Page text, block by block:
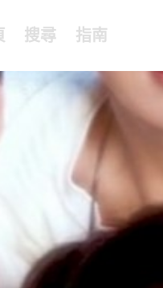
搜尋 指南